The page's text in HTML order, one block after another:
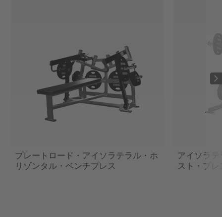
プレートロード・アイソラテラル・ホ
リゾンタル・ベンチプレス
アイソラ
スト・プレ